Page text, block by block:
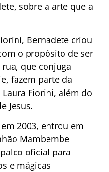
sobre a arte que a
Bernadete criou
o propósito de ser
que conjuga
fazem parte da
Fiorini, além do
Jesus.
2003, entrou em
Mambembe
oficial para
e mágicas